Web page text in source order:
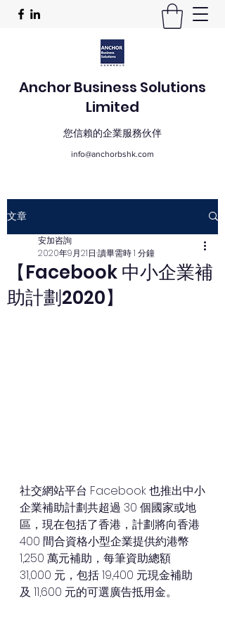
Anchor Business Solutions
Limited
您信賴的企業服務伙伴
info@anchorbshk.com
文章
【Facebook 中小企業補
助計劃2020】
安加咨詢
2020年9月21日 讀畢需時 1 分鐘
社交網站平台 Facebook 也推出中小
企業補助計劃共超過 30 個國家或地
區，現在包括了香港，計劃將向香港
400 間合資格小型企業提供約港幣
1,250 萬元補助，每筆資助總額
31,000 元，包括 19,400 元現金補助
及 11,600 元的可選廣告抵用金。